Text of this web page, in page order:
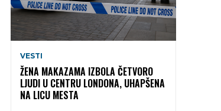
VESTI
ŽENA MAKAZAMA IZBOLA ČETVORO
LJUDI U CENTRU LONDONA, UHAPŠENA
NA LICU MESTA